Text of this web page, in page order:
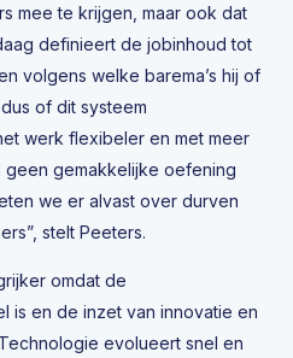
mee te krijgen, maar ook dat
definieert de jobinhoud tot
volgens welke barema’s hij of
of dit systeem
werk flexibeler en met meer
geen gemakkelijke oefening
we er alvast over durven
stelt Peeters.
omdat de
is en de inzet van innovatie en
evolueert snel en